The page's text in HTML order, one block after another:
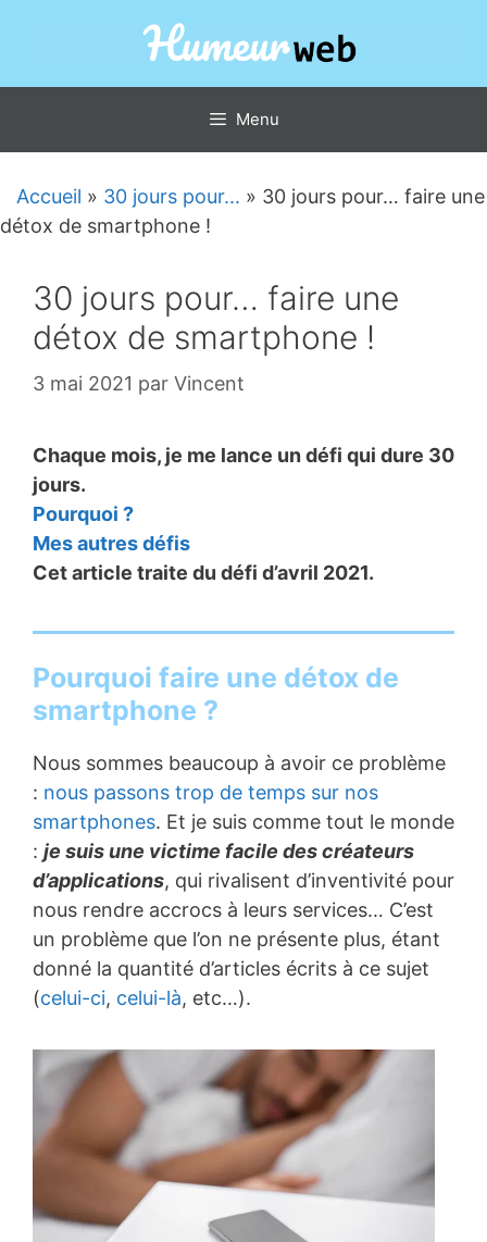
Menu
Accueil » 30 jours pour... » 30 jours pour… faire une
détox de smartphone !
30 jours pour… faire une
détox de smartphone !
3 mai 2021 par Vincent
Chaque mois, je me lance un défi qui dure 30
jours.
Pourquoi ?
Mes autres défis
Cet article traite du défi d’avril 2021.
Pourquoi faire une détox de
smartphone ?
Nous sommes beaucoup à avoir ce problème
: nous passons trop de temps sur nos
smartphones. Et je suis comme tout le monde
: je suis une victime facile des créateurs
d’applications, qui rivalisent d’inventivité pour
nous rendre accrocs à leurs services… C’est
un problème que l’on ne présente plus, étant
donné la quantité d’articles écrits à ce sujet
(celui-ci, celui-là, etc…).